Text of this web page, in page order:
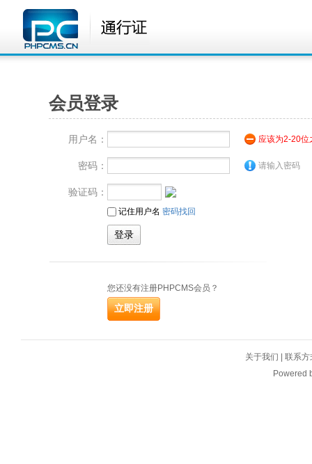
会员登录
用户名： 应该为2-20位
密码： 请输入密码
验证码：
记住用户名 密码找回
您还没有注册PHPCMS会员？
关于我们
联系方
Powered